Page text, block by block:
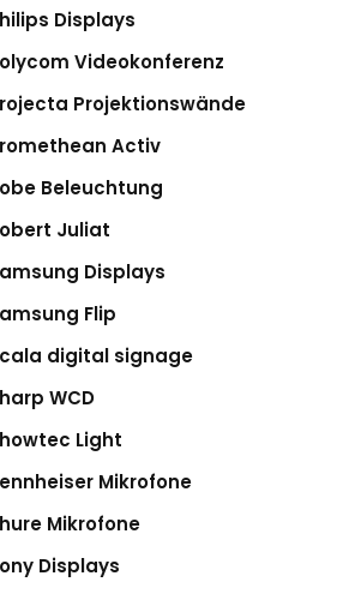
Displays
Videokonferenz
Projektionswände
Activ
Beleuchtung
Juliat
Displays
Flip
digital signage
WCD
Light
Mikrofone
Mikrofone
Displays